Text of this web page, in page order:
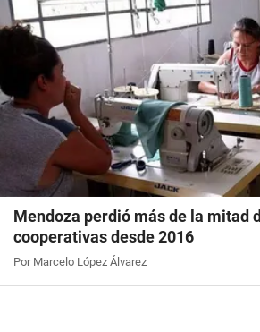
Mendoza perdió más de la mitad
cooperativas desde 2016
Por Marcelo López Álvarez